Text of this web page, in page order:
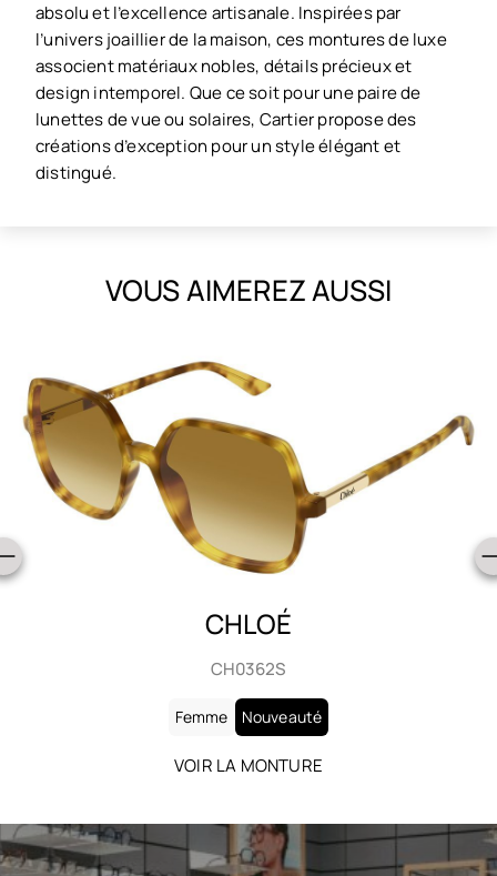
absolu et l’excellence artisanale. Inspirées par
l’univers joaillier de la maison, ces montures de luxe
associent matériaux nobles, détails précieux et
design intemporel. Que ce soit pour une paire de
lunettes de vue ou solaires, Cartier propose des
créations d’exception pour un style élégant et
distingué.
VOUS AIMEREZ AUSSI
CHLOÉ
CH0362S
Femme Nouveauté
VOIR LA MONTURE